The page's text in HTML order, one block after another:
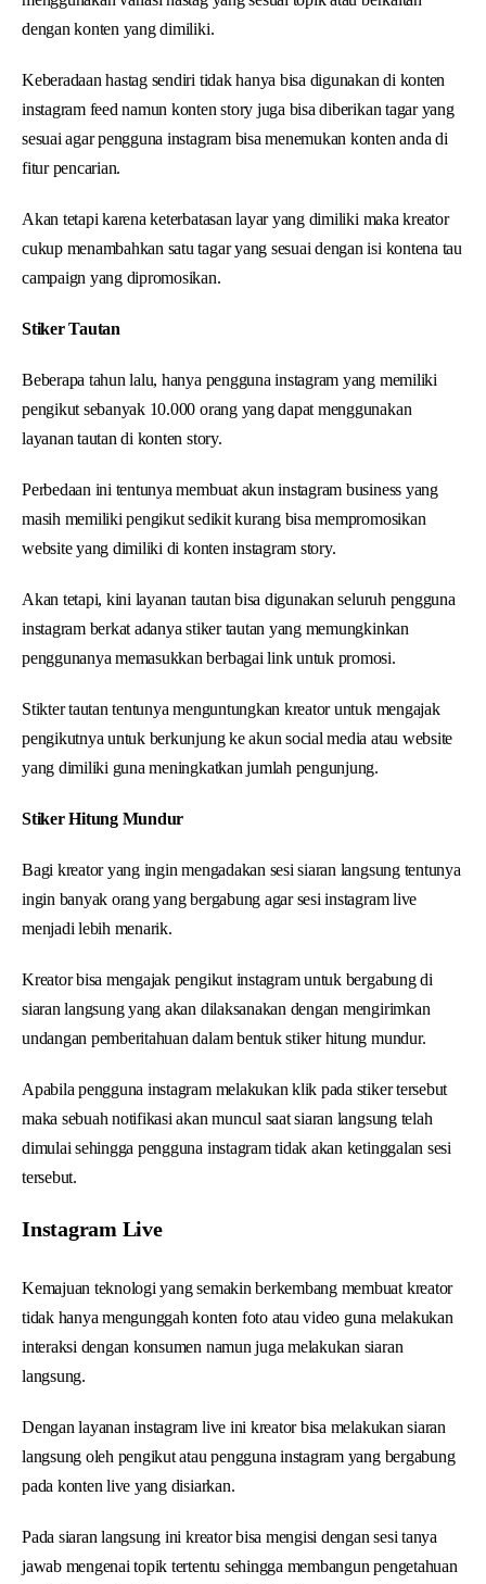
dengan konten yang dimiliki.
Keberadaan hastag sendiri tidak hanya bisa digunakan di konten
instagram feed namun konten story juga bisa diberikan tagar yang
sesuai agar pengguna instagram bisa menemukan konten anda di
fitur pencarian.
Akan tetapi karena keterbatasan layar yang dimiliki maka kreator
cukup menambahkan satu tagar yang sesuai dengan isi kontena tau
campaign yang dipromosikan.
Stiker Tautan
Beberapa tahun lalu, hanya pengguna instagram yang memiliki
pengikut sebanyak 10.000 orang yang dapat menggunakan
layanan tautan di konten story.
Perbedaan ini tentunya membuat akun instagram business yang
masih memiliki pengikut sedikit kurang bisa mempromosikan
website yang dimiliki di konten instagram story.
Akan tetapi, kini layanan tautan bisa digunakan seluruh pengguna
instagram berkat adanya stiker tautan yang memungkinkan
penggunanya memasukkan berbagai link untuk promosi.
Stikter tautan tentunya menguntungkan kreator untuk mengajak
pengikutnya untuk berkunjung ke akun social media atau website
yang dimiliki guna meningkatkan jumlah pengunjung.
Stiker Hitung Mundur
Bagi kreator yang ingin mengadakan sesi siaran langsung tentunya
ingin banyak orang yang bergabung agar sesi instagram live
menjadi lebih menarik.
Kreator bisa mengajak pengikut instagram untuk bergabung di
siaran langsung yang akan dilaksanakan dengan mengirimkan
undangan pemberitahuan dalam bentuk stiker hitung mundur.
Apabila pengguna instagram melakukan klik pada stiker tersebut
maka sebuah notifikasi akan muncul saat siaran langsung telah
dimulai sehingga pengguna instagram tidak akan ketinggalan sesi
tersebut.
Instagram Live
Kemajuan teknologi yang semakin berkembang membuat kreator
tidak hanya mengunggah konten foto atau video guna melakukan
interaksi dengan konsumen namun juga melakukan siaran
langsung.
Dengan layanan instagram live ini kreator bisa melakukan siaran
langsung oleh pengikut atau pengguna instagram yang bergabung
pada konten live yang disiarkan.
Pada siaran langsung ini kreator bisa mengisi dengan sesi tanya
jawab mengenai topik tertentu sehingga membangun pengetahuan